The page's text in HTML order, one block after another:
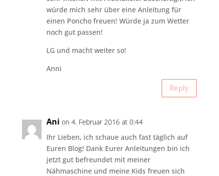
würde mich sehr über eine Anleitung für
einen Poncho freuen! Würde ja zum Wetter
noch gut passen!
LG und macht weiter so!
Anni
Reply
Ani on 4. Februar 2016 at 0:44
Ihr Lieben, ich schaue auch fast täglich auf
Euren Blog! Dank Eurer Anleitungen bin ich
jetzt gut befreundet mit meiner
Nähmaschine und meine Kids freuen sich